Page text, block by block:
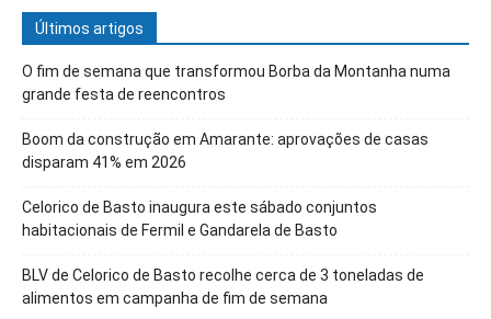
Últimos artigos
O fim de semana que transformou Borba da Montanha numa
grande festa de reencontros
Boom da construção em Amarante: aprovações de casas
disparam 41% em 2026
Celorico de Basto inaugura este sábado conjuntos
habitacionais de Fermil e Gandarela de Basto
BLV de Celorico de Basto recolhe cerca de 3 toneladas de
alimentos em campanha de fim de semana